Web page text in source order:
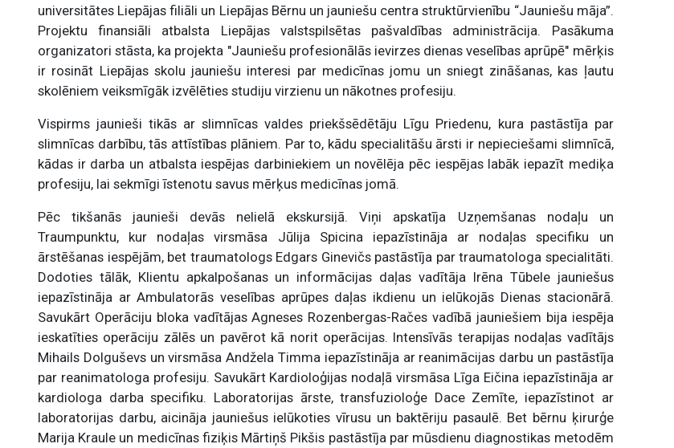
universitātes Liepājas filiāli un Liepājas Bērnu un jauniešu centra struktūrvienību “Jauniešu māja”.
Projektu finansiāli atbalsta Liepājas valstspilsētas pašvaldības administrācija. Pasākuma
organizatori stāsta, ka projekta "Jauniešu profesionālās ievirzes dienas veselības aprūpē" mērķis
ir rosināt Liepājas skolu jauniešu interesi par medicīnas jomu un sniegt zināšanas, kas ļautu
skolēniem veiksmīgāk izvēlēties studiju virzienu un nākotnes profesiju.
Vispirms jaunieši tikās ar slimnīcas valdes priekšsēdētāju Līgu Priedenu, kura pastāstīja par
slimnīcas darbību, tās attīstības plāniem. Par to, kādu specialitāšu ārsti ir nepieciešami slimnīcā,
kādas ir darba un atbalsta iespējas darbiniekiem un novēlēja pēc iespējas labāk iepazīt mediķa
profesiju, lai sekmīgi īstenotu savus mērķus medicīnas jomā.
Pēc tikšanās jaunieši devās nelielā ekskursijā. Viņi apskatīja Uzņemšanas nodaļu un
Traumpunktu, kur nodaļas virsmāsa Jūlija Spicina iepazīstināja ar nodaļas specifiku un
ārstēšanas iespējām, bet traumatologs Edgars Ginevičs pastāstīja par traumatologa specialitāti.
Dodoties tālāk, Klientu apkalpošanas un informācijas daļas vadītāja Irēna Tūbele jauniešus
iepazīstināja ar Ambulatorās veselības aprūpes daļas ikdienu un ielūkojās Dienas stacionārā.
Savukārt Operāciju bloka vadītājas Agneses Rozenbergas-Račes vadībā jauniešiem bija iespēja
ieskatīties operāciju zālēs un pavērot kā norit operācijas. Intensīvās terapijas nodaļas vadītājs
Mihails Dolguševs un virsmāsa Andžela Timma iepazīstināja ar reanimācijas darbu un pastāstīja
par reanimatologa profesiju. Savukārt Kardioloģijas nodaļā virsmāsa Līga Eičina iepazīstināja ar
kardiologa darba specifiku. Laboratorijas ārste, transfuzioloģe Dace Zemīte, iepazīstinot ar
laboratorijas darbu, aicināja jauniešus ielūkoties vīrusu un baktēriju pasaulē. Bet bērnu ķirurģe
Marija Kraule un medicīnas fiziķis Mārtiņš Pikšis pastāstīja par mūsdienu diagnostikas metodēm